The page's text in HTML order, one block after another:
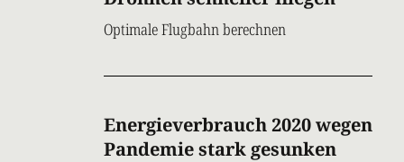
Optimale Flugbahn berechnen
Energieverbrauch 2020 wegen
Pandemie stark gesunken